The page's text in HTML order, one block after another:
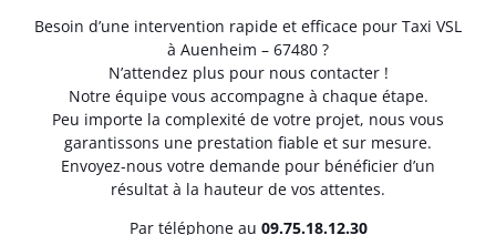
Besoin d’une intervention rapide et efficace pour Taxi VSL
à Auenheim – 67480 ?
N’attendez plus pour nous contacter !
Notre équipe vous accompagne à chaque étape.
Peu importe la complexité de votre projet, nous vous
garantissons une prestation fiable et sur mesure.
Envoyez-nous votre demande pour bénéficier d’un
résultat à la hauteur de vos attentes.
Par téléphone au 09.75.18.12.30